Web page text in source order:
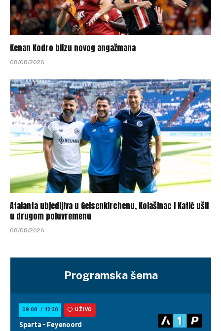
Kenan Kodro blizu novog angažmana
08/08/2026
Atalanta ubjedljiva u Gelsenkirchenu, Kolašinac i Katić ušli
u drugom poluvremenu
08/08/2026
Programska šema